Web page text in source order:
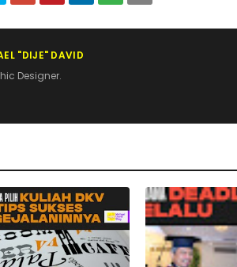
"DIJE" DAVID
Designer.